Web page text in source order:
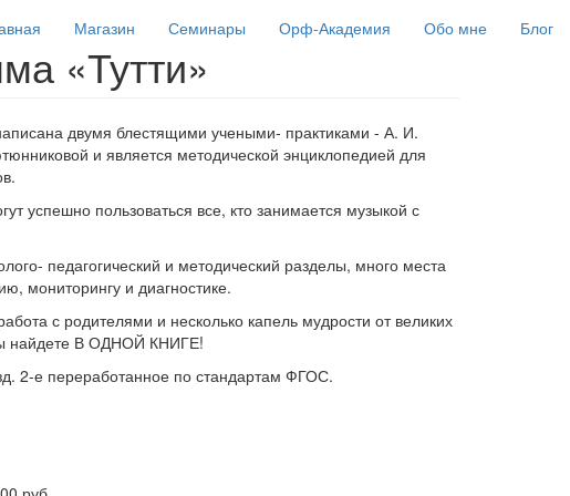
Магазин Семинары Орф-Академия Обо мне Блог
«Тутти»
двумя блестящими учеными- практиками - А. И.
и является методической энциклопедией для
успешно пользоваться все, кто занимается музыкой с
педагогический и методический разделы, много места
мониторингу и диагностике.
с родителями и несколько капель мудрости от великих
найдете В ОДНОЙ КНИГЕ!
2-е переработанное по стандартам ФГОС.